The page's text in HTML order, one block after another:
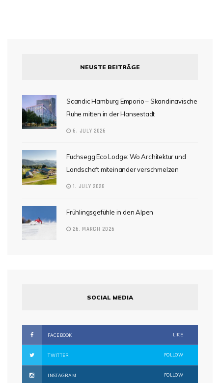
NEUSTE BEITRÄGE
Scandic Hamburg Emporio – Skandinavische
Ruhe mitten in der Hansestadt
6. JULY 2026
Fuchsegg Eco Lodge: Wo Architektur und
Landschaft miteinander verschmelzen
1. JULY 2026
Frühlingsgefühle in den Alpen
26. MARCH 2026
SOCIAL MEDIA
FACEBOOK LIKE
TWITTER FOLLOW
INSTAGRAM FOLLOW